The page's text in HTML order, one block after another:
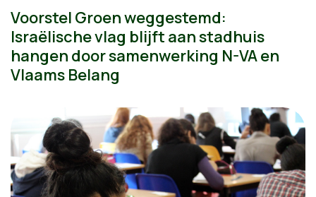
Voorstel Groen weggestemd:
Israëlische vlag blijft aan stadhuis
hangen door samenwerking N-VA en
Vlaams Belang